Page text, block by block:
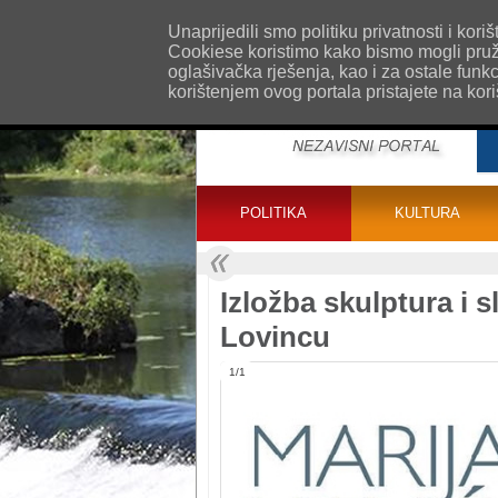
O nama Kontakt Oglašavanje
POLITIKA KULTURA
Izložba skulptura i
Lovincu
1/1
Unaprijedili smo politiku privatnosti i
Cookiese koristimo kako bismo mogli
oglašivačka rješenja, kao i za ostale
korištenjem ovog portala pristajete na